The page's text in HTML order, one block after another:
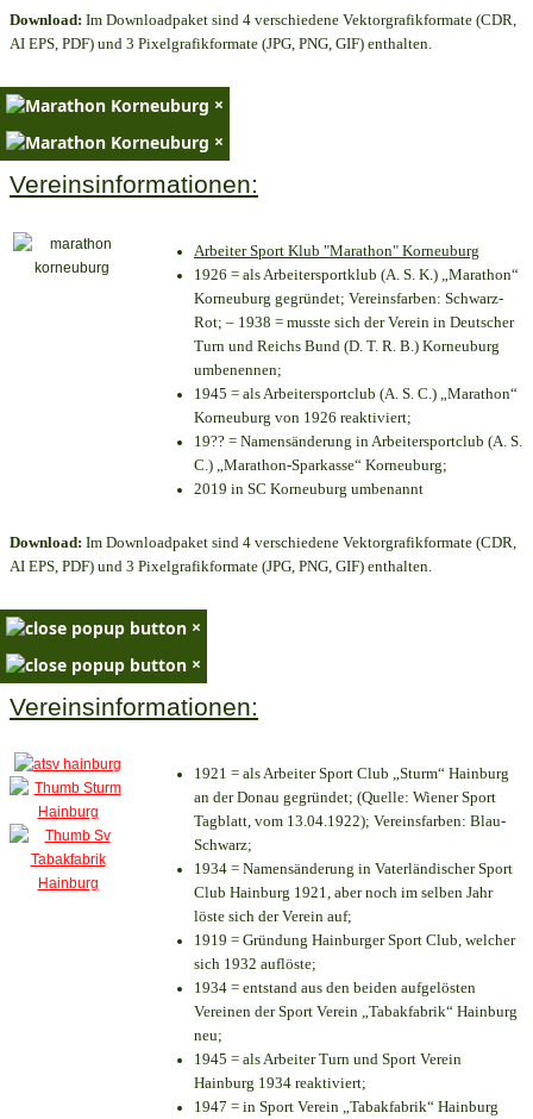
Download: Im Downloadpaket sind 4 verschiedene Vektorgrafikformate (CDR,
AI EPS, PDF) und 3 Pixelgrafikformate (JPG, PNG, GIF) enthalten.
×
×
Vereinsinformationen:
Arbeiter Sport Klub "Marathon" Korneuburg
1926 = als Arbeitersportklub (A. S. K.) „Marathon“
Korneuburg gegründet; Vereinsfarben: Schwarz-
Rot; – 1938 = musste sich der Verein in Deutscher
Turn und Reichs Bund (D. T. R. B.) Korneuburg
umbenennen;
1945 = als Arbeitersportclub (A. S. C.) „Marathon“
Korneuburg von 1926 reaktiviert;
19?? = Namensänderung in Arbeitersportclub (A. S.
C.) „Marathon-Sparkasse“ Korneuburg;
2019 in SC Korneuburg umbenannt
Download: Im Downloadpaket sind 4 verschiedene Vektorgrafikformate (CDR,
AI EPS, PDF) und 3 Pixelgrafikformate (JPG, PNG, GIF) enthalten.
×
×
Vereinsinformationen:
1921 = als Arbeiter Sport Club „Sturm“ Hainburg
an der Donau gegründet; (Quelle: Wiener Sport
Tagblatt, vom 13.04.1922); Vereinsfarben: Blau-
Schwarz;
1934 = Namensänderung in Vaterländischer Sport
Club Hainburg 1921, aber noch im selben Jahr
löste sich der Verein auf;
1919 = Gründung Hainburger Sport Club, welcher
sich 1932 auflöste;
1934 = entstand aus den beiden aufgelösten
Vereinen der Sport Verein „Tabakfabrik“ Hainburg
neu;
1945 = als Arbeiter Turn und Sport Verein
Hainburg 1934 reaktiviert;
1947 = in Sport Verein „Tabakfabrik“ Hainburg